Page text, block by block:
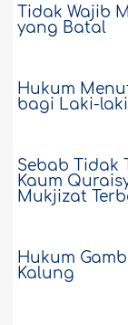
Tidak Wajib
yang Batal
Hukum
bagi Laki-
Sebab Tidak
Kaum
Mukjizat
Hukum
Kalung